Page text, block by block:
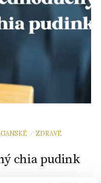
/ ZDRAVÉ
chia pudink